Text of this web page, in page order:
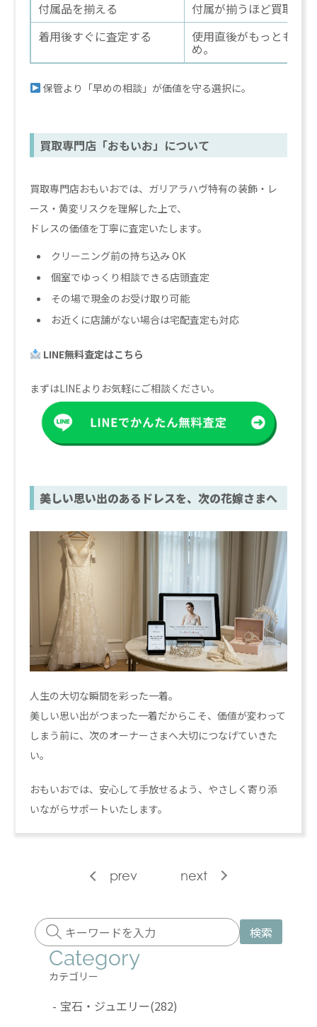
付属品を揃える
付属が揃うほど買取額
着用後すぐに査定する
使用直後がもっとも状
め。
保管より「早めの相談」が価値を守る選択に。
買取専門店「おもいお」について
買取専門店おもいおでは、ガリアラハヴ特有の装飾・レ
ース・黄変リスクを理解した上で、
ドレスの価値を丁寧に査定いたします。
クリーニング前の持ち込み OK
個室でゆっくり相談できる店頭査定
その場で現金のお受け取り可能
お近くに店舗がない場合は宅配査定も対応
LINE無料査定はこちら
まずはLINEよりお気軽にご相談ください。
美しい思い出のあるドレスを、次の花嫁さまへ
人生の大切な瞬間を彩った一着。
美しい思い出がつまった一着だからこそ、価値が変わって
しまう前に、次のオーナーさまへ大切につなげていきた
い。
おもいおでは、安心して手放せるよう、やさしく寄り添
いながらサポートいたします。
prev next
検索
Category
カテゴリー
- 宝石・ジュエリー(282)